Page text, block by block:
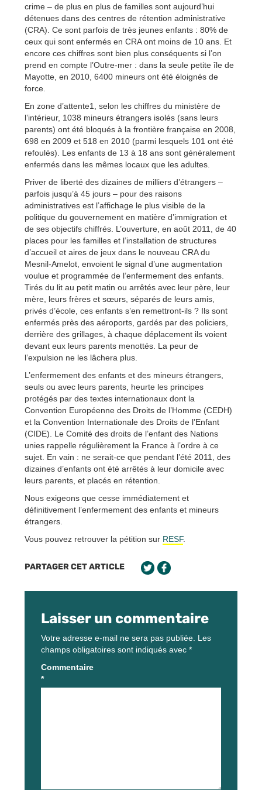
crime – de plus en plus de familles sont aujourd’hui
détenues dans des centres de rétention administrative
(CRA). Ce sont parfois de très jeunes enfants : 80% de
ceux qui sont enfermés en CRA ont moins de 10 ans. Et
encore ces chiffres sont bien plus conséquents si l’on
prend en compte l’Outre-mer : dans la seule petite île de
Mayotte, en 2010, 6400 mineurs ont été éloignés de
force.
En zone d’attente1, selon les chiffres du ministère de
l’intérieur, 1038 mineurs étrangers isolés (sans leurs
parents) ont été bloqués à la frontière française en 2008,
698 en 2009 et 518 en 2010 (parmi lesquels 101 ont été
refoulés). Les enfants de 13 à 18 ans sont généralement
enfermés dans les mêmes locaux que les adultes.
Priver de liberté des dizaines de milliers d’étrangers –
parfois jusqu’à 45 jours – pour des raisons
administratives est l’affichage le plus visible de la
politique du gouvernement en matière d’immigration et
de ses objectifs chiffrés. L’ouverture, en août 2011, de 40
places pour les familles et l’installation de structures
d’accueil et aires de jeux dans le nouveau CRA du
Mesnil-Amelot, envoient le signal d’une augmentation
voulue et programmée de l’enfermement des enfants.
Tirés du lit au petit matin ou arrêtés avec leur père, leur
mère, leurs frères et sœurs, séparés de leurs amis,
privés d’école, ces enfants s’en remettront-ils ? Ils sont
enfermés près des aéroports, gardés par des policiers,
derrière des grillages, à chaque déplacement ils voient
devant eux leurs parents menottés. La peur de
l’expulsion ne les lâchera plus.
L’enfermement des enfants et des mineurs étrangers,
seuls ou avec leurs parents, heurte les principes
protégés par des textes internationaux dont la
Convention Européenne des Droits de l’Homme (CEDH)
et la Convention Internationale des Droits de l’Enfant
(CIDE). Le Comité des droits de l’enfant des Nations
unies rappelle régulièrement la France à l’ordre à ce
sujet. En vain : ne serait-ce que pendant l’été 2011, des
dizaines d’enfants ont été arrêtés à leur domicile avec
leurs parents, et placés en rétention.
Nous exigeons que cesse immédiatement et
définitivement l’enfermement des enfants et mineurs
étrangers.
Vous pouvez retrouver la pétition sur RESF.
PARTAGER CET ARTICLE
Laisser un commentaire
Votre adresse e-mail ne sera pas publiée. Les
champs obligatoires sont indiqués avec *
Commentaire
*